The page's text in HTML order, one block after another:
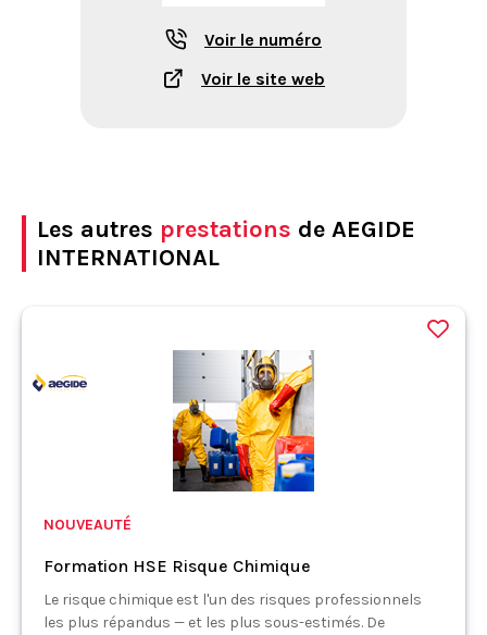
Voir le numéro
Voir le site web
Les autres prestations de AEGIDE
INTERNATIONAL
NOUVEAUTÉ
Formation HSE Risque Chimique
Le risque chimique est l'un des risques professionnels
les plus répandus — et les plus sous-estimés. De